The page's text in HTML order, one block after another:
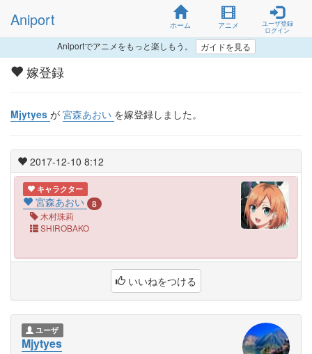
Aniport ホーム アニメ
ユーザ登録
ログイン
Aniportでアニメをもっと楽しもう。 ガイドを見る
嫁登録
Mjytyes が 宮森あおい を嫁登録しました。
2017-12-10 8:12
キャラクター
宮森あおい 8
木村珠莉
SHIROBAKO
いいねをつける
ユーザ
Mjytyes